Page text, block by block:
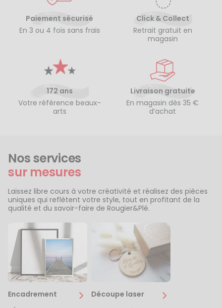
Paiement sécurisé
En 3 ou 4 fois sans frais
Click & Collect
Retrait gratuit en
magasin
172 ans
Votre référence beaux-
arts
Livraison gratuite
En magasin dès 35 €
d’achat
Nos services
sur mesures
Laissez libre cours à votre créativité et réalisez des pièces
uniques qui reflètent votre style, tout en profitant de la
qualité et du savoir-faire de Rougier&Plé.
Encadrement Découpe laser